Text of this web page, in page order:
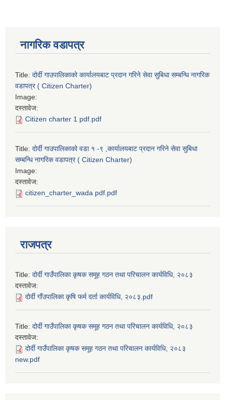
नागरिक वडापत्र
Title: दोर्दी गाउपालिकाको कार्यालयबाट प्रदान गरिने सेवा सुबिधा सम्बन्धि नागरिक
वडापत्र ( Citizen Charter)
Image:
दस्तावेज:
Citizen charter 1 pdf.pdf
Title: दोर्दी गाउपालिकाको वडा १ -९ ,कार्यालयबाट प्रदान गरिने सेवा सुबिधा
सम्बन्धि नागरिक वडापत्र ( Citizen Charter)
Image:
दस्तावेज:
citizen_charter_wada pdf.pdf
राजपत्र
Title: दोर्दी गाउँपालिका कृषक समूह गठन तथा परिचालन कार्यविधि, २०८३
दस्तावेज:
दोर्दी गाँउपालिका कृषि फर्म दर्ता कार्यविधि, २०८३.pdf
Title: दोर्दी गाउँपालिका कृषक समूह गठन तथा परिचालन कार्यविधि, २०८३
दस्तावेज:
दोर्दी गाउँपालिका कृषक समूह गठन तथा परिचालन कार्यविधि, २०८३
new.pdf